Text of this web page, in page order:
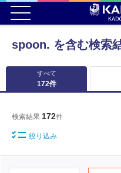
spoon. を含む検索
すべて
172件
検索結果 172件
絞り込み